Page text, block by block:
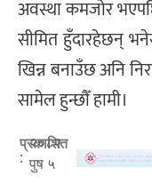
अवस्था कमजोर
सीमित हुँदारहेछन्
खिन्न बनाउँछ अनि
सामेल हुन्छौँ हामी।
प्रकाशित
:
२०८२
पुष ५